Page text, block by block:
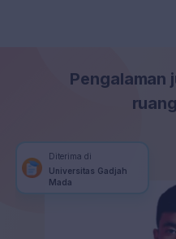
Pengalaman
Diterima di
Universitas Gadjah
Mada